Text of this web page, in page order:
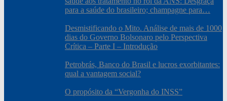
para a saúde do brasileiro; champagne para…
Desmistificando o Mito. Análise de mais de 1000
dias do Governo Bolsonaro pelo Perspectiva
Crítica – Parte I – Introdução
Petrobrás, Banco do Brasil e lucros exorbitantes:
qual a vantagem social?
O propósito da “Vergonha do INSS”